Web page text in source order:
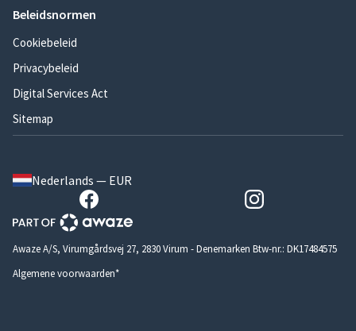
Beleidsnormen
Cookiebeleid
Privacybeleid
Digital Services Act
Sitemap
Nederlands — EUR
Awaze A/S, Virumgårdsvej 27, 2830 Virum - Denemarken Btw-nr.: DK17484575
Algemene voorwaarden*